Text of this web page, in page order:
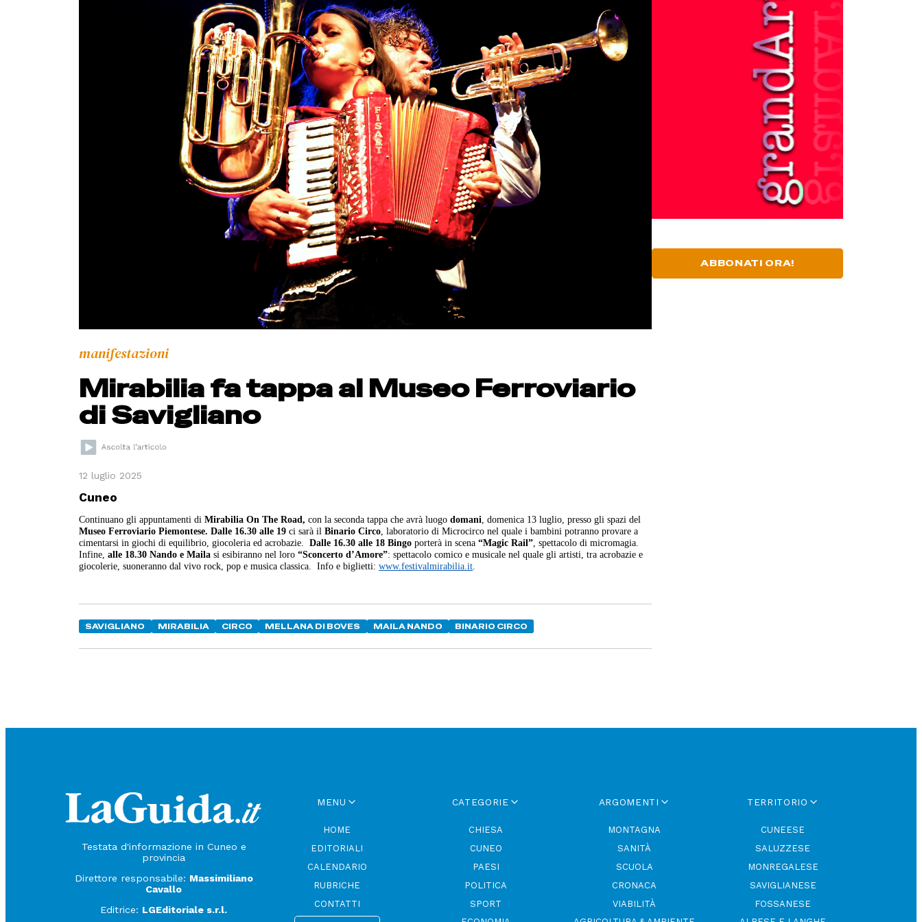
manifestazioni
Mirabilia fa tappa al Museo Ferroviario
di Savigliano
12 luglio 2025
Cuneo
Continuano gli appuntamenti diMirabilia On The Road, con la seconda tappa che avrà luogodomani , domenica 13 luglio, presso gli spazi del
Museo Ferroviario Piemontese. Dalle 16.30 alle 19 ci sarà ilBinario Circo , laboratorio di Microcirco nel quale i bambini potranno provare a
cimentarsi in giochi di equilibrio, giocoleria ed acrobazie.
Dalle 16.30 alle 18 Bingo porterà in scena“Magic Rail” , spettacolo di micromagia.
Infine,alle 18.30 Nando e Maila si esibiranno nel loro“Sconcerto d’Amore”: spettacolo comico e musicale nel quale gli artisti, tra acrobazie e
giocolerie, suoneranno dal vivo rock, pop e musica classica.
Info e biglietti:www.festivalmirabilia.it
SAVIGLIANO MIRABILIA CIRCO MELLANA DI BOVES MAILA NANDO BINARIO CIRCO
ABBONATI ORA!
Testata d'informazione in Cuneo e
provincia
Direttore responsabile: Massimiliano
Cavallo
Editrice: LGEditoriale s.r.l.
MENU
HOME
EDITORIALI
CALENDARIO
RUBRICHE
CONTATTI
CATEGORIE
CHIESA
CUNEO
PAESI
POLITICA
SPORT
ARGOMENTI
MONTAGNA
SANITÀ
SCUOLA
CRONACA
VIABILITÀ
TERRITORIO
CUNEESE
SALUZZESE
MONREGALESE
SAVIGLIANESE
FOSSANESE